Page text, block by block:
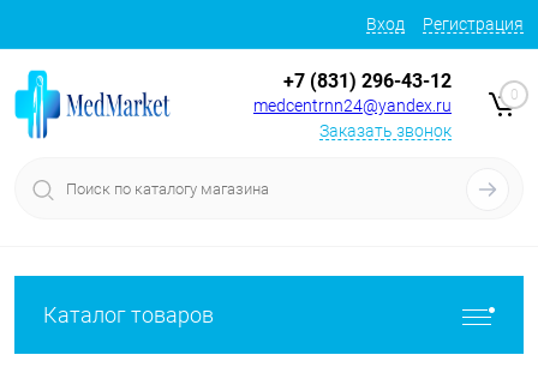
Вход Регистрация
+7 (831) 296-43-12
medcentrnn24@yandex.ru
Заказать звонок
0
Каталог товаров